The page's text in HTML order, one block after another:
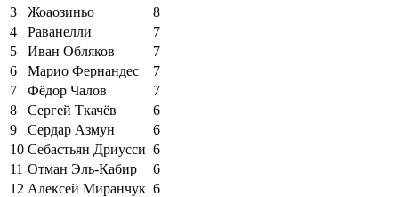
3
Жоаозиньо
8
4
Раванелли
7
5
Иван Обляков
7
6
Марио Фернандес
7
7
Фёдор Чалов
7
8
Сергей Ткачёв
6
9
Сердар Азмун
6
10 Себастьян Дриусси 6
11 Отман Эль-Кабир
6
12 Алексей Миранчук 6